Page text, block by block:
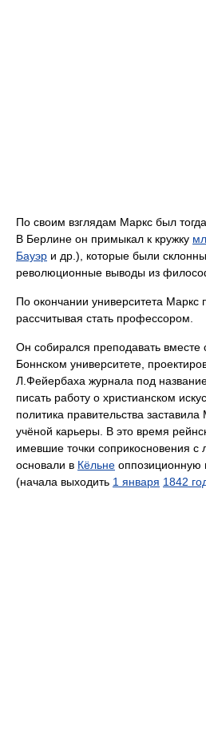
По своим взглядам Маркс был
В Берлине он примыкал к кружку
Бауэр и др.), которые были
революционные выводы из
По окончании университета Маркс
рассчитывая стать профессором.
Он собирался преподавать
Боннском университете,
Л.Фейербаха журнала под
писать работу о христианском
политика правительства заставила
учёной карьеры. В это время
имевшие точки соприкосновения с
основали в Кёльне оппозиционную
(начала выходить 1 января 1842